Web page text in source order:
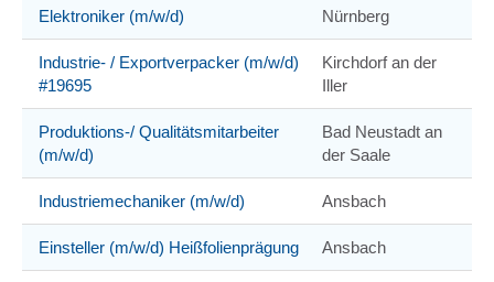
Elektroniker (m/w/d) Nürnberg
Industrie- / Exportverpacker (m/w/d)
#19695
Kirchdorf an der
Iller
Produktions-/ Qualitätsmitarbeiter
(m/w/d)
Bad Neustadt an
der Saale
Industriemechaniker (m/w/d) Ansbach
Einsteller (m/w/d) Heißfolienprägung Ansbach